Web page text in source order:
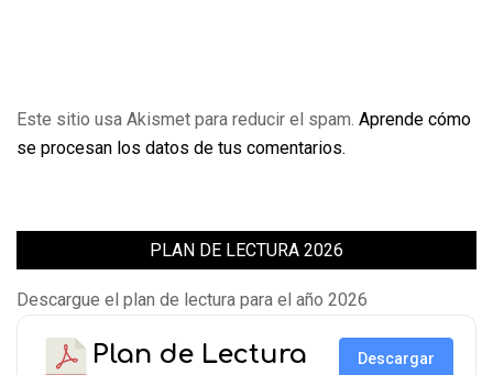
Este sitio usa Akismet para reducir el spam. Aprende cómo
se procesan los datos de tus comentarios.
PLAN DE LECTURA 2026
Descargue el plan de lectura para el año 2026
Plan de Lectura
Descargar